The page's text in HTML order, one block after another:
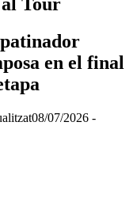
en el final
08/07/2026 -